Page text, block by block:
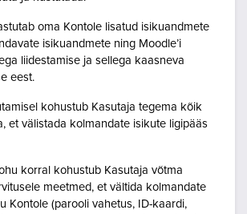
oma Kontole lisatud isikuandmete
isikuandmete ning Moodle’i
liidestamise ja sellega kaasneva
eest.
kohustub Kasutaja tegema kõik
et välistada kolmandate isikute ligipääs
korral kohustub Kasutaja võtma
meetmed, et vältida kolmandate
Kontole (parooli vahetus, ID-kaardi,